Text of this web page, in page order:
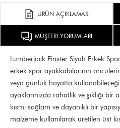
ÜRÜN AÇIKLAMASI
MÜŞTERİ YORUMLARI
Lumberjack Finster Siyah Erkek
erkek spor ayakkabılarının
veya günlük hayatta
ayaklarınızda rahatlık ve şıklığı
kısmı sağlam ve dayanıklı bir
malzeme kullanılarak üretilen üst